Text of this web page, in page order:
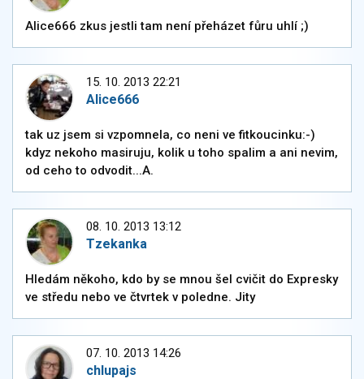
Alice666 zkus jestli tam není přeházet fůru uhlí ;)
15. 10. 2013 22:21
Alice666
tak uz jsem si vzpomnela, co neni ve fitkoucinku:-)
kdyz nekoho masiruju, kolik u toho spalim a ani nevim,
od ceho to odvodit...A.
08. 10. 2013 13:12
Tzekanka
Hledám někoho, kdo by se mnou šel cvičit do Expresky
ve středu nebo ve čtvrtek v poledne. Jity
07. 10. 2013 14:26
chlupajs